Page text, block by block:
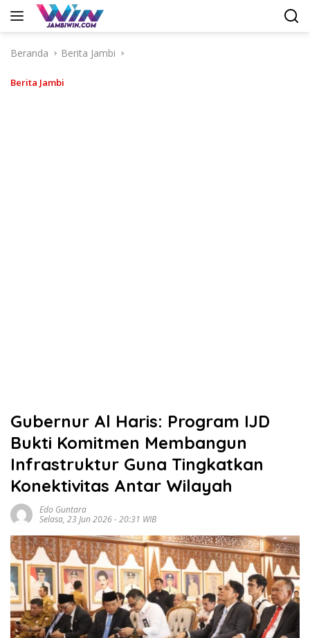
Langsung
Beranda
Berita Jambi
Berita Jambi
Gubernur Al Haris: Program IJD
Bukti Komitmen Membangun
Infrastruktur Guna Tingkatkan
Konektivitas Antar Wilayah
Edo Guntara
Selasa, 23 Jun 2026 - 20:31 WIB